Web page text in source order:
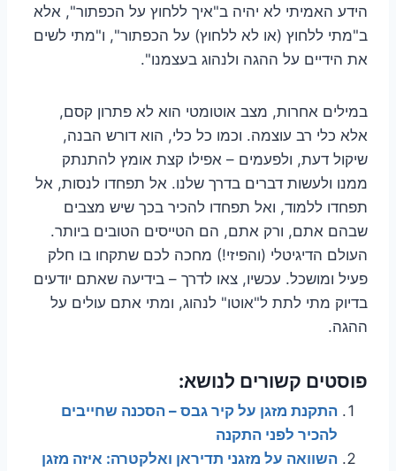
הידע האמיתי לא יהיה ב"איך ללחוץ על הכפתור", אלא
ב"מתי ללחוץ (או לא ללחוץ) על הכפתור", ו"מתי לשים
את הידיים על ההגה ולנהוג בעצמנו".
במילים אחרות, מצב אוטומטי הוא לא פתרון קסם,
אלא כלי רב עוצמה. וכמו כל כלי, הוא דורש הבנה,
שיקול דעת, ולפעמים – אפילו קצת אומץ להתנתק
ממנו ולעשות דברים בדרך שלנו. אל תפחדו לנסות, אל
תפחדו ללמוד, ואל תפחדו להכיר בכך שיש מצבים
שבהם אתם, ורק אתם, הם הטייסים הטובים ביותר.
העולם הדיגיטלי (והפיזי!) מחכה לכם שתקחו בו חלק
פעיל ומושכל. עכשיו, צאו לדרך – בידיעה שאתם יודעים
בדיוק מתי לתת ל"אוטו" לנהוג, ומתי אתם עולים על
ההגה.
פוסטים קשורים לנושא:
התקנת מזגן על קיר גבס – הסכנה שחייבים
להכיר לפני התקנה
השוואה על מזגני תדיראן ואלקטרה: איזה מזגן